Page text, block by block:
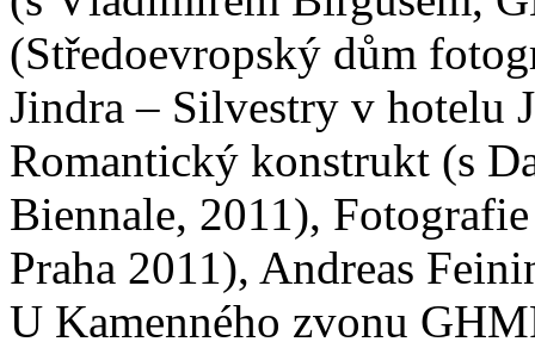
(Středoevropský dům
Jindra – Silvestry v hotelu
Romantický konstrukt (s
Biennale, 2011),
Praha 2011), Andreas
U Kamenného zvonu